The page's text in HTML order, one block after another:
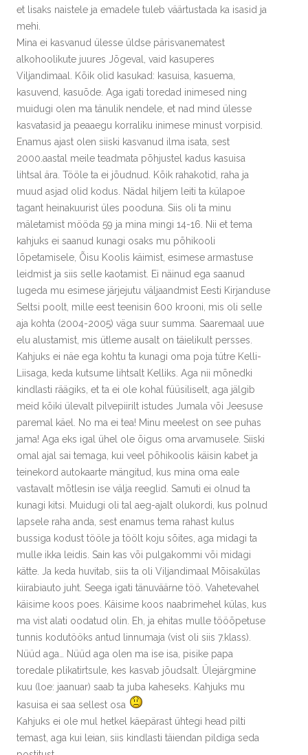
et lisaks naistele ja emadele tuleb väärtustada ka isasid ja
mehi.
Mina ei kasvanud ülesse üldse pärisvanematest
alkohoolikute juures Jõgeval, vaid kasuperes
Viljandimaal. Kõik olid kasukad: kasuisa, kasuema,
kasuvend, kasuõde. Aga igati toredad inimesed ning
muidugi olen ma tänulik nendele, et nad mind ülesse
kasvatasid ja peaaegu korraliku inimese minust vorpisid.
Enamus ajast olen siiski kasvanud ilma isata, sest
2000.aastal meile teadmata põhjustel kadus kasuisa
lihtsal ära. Tööle ta ei jõudnud. Kõik rahakotid, raha ja
muud asjad olid kodus. Nädal hiljem leiti ta külapoe
tagant heinakuurist üles pooduna. Siis oli ta minu
mäletamist mööda 59 ja mina mingi 14-16. Nii et tema
kahjuks ei saanud kunagi osaks mu põhikooli
lõpetamisele, Õisu Koolis käimist, esimese armastuse
leidmist ja siis selle kaotamist. Ei näinud ega saanud
lugeda mu esimese järjejutu väljaandmist Eesti Kirjanduse
Seltsi poolt, mille eest teenisin 600 krooni, mis oli selle
aja kohta (2004-2005) väga suur summa. Saaremaal uue
elu alustamist, mis ütleme ausalt on täielikult persses.
Kahjuks ei näe ega kohtu ta kunagi oma poja tütre Kelli-
Liisaga, keda kutsume lihtsalt Kelliks. Aga nii mõnedki
kindlasti räägiks, et ta ei ole kohal füüsiliselt, aga jälgib
meid kõiki ülevalt pilvepiirilt istudes Jumala või Jeesuse
paremal käel. No ma ei tea! Minu meelest on see puhas
jama! Aga eks igal ühel ole õigus oma arvamusele. Siiski
omal ajal sai temaga, kui veel põhikoolis käisin kabet ja
teinekord autokaarte mängitud, kus mina oma eale
vastavalt mõtlesin ise välja reeglid. Samuti ei olnud ta
kunagi kitsi. Muidugi oli tal aeg-ajalt olukordi, kus polnud
lapsele raha anda, sest enamus tema rahast kulus
bussiga kodust tööle ja töölt koju sõites, aga midagi ta
mulle ikka leidis. Sain kas või pulgakommi või midagi
kätte. Ja keda huvitab, siis ta oli Viljandimaal Mõisakülas
kiirabiauto juht. Seega igati tänuväärne töö. Vahetevahel
käisime koos poes. Käisime koos naabrimehel külas, kus
ma vist alati oodatud olin. Eh, ja ehitas mulle tööõpetuse
tunnis kodutööks antud linnumaja (vist oli siis 7.klass).
Nüüd aga… Nüüd aga olen ma ise isa, pisike papa
toredale plikatirtsule, kes kasvab jõudsalt. Ülejärgmine
kuu (loe: jaanuar) saab ta juba kaheseks. Kahjuks mu
kasuisa ei saa sellest osa
Kahjuks ei ole mul hetkel käepärast ühtegi head pilti
temast, aga kui leian, siis kindlasti täiendan pildiga seda